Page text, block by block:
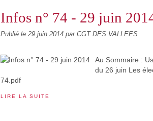
Infos n° 74 - 29 juin
Publié le 29 juin 2014 par CGT DES VALLEES
Au Sommaire :
du 26 juin Les
74.pdf
LIRE LA SUITE